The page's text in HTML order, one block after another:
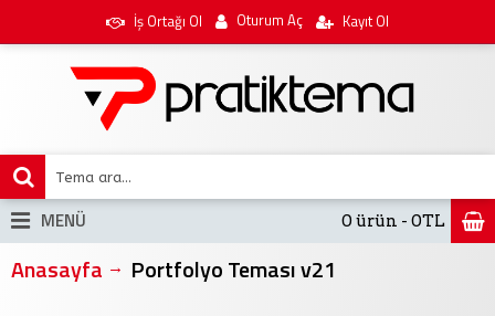
İş Ortağı Ol Oturum Aç Kayıt Ol
0 ürün - 0TL
MENÜ
Anasayfa Portfolyo Teması v21